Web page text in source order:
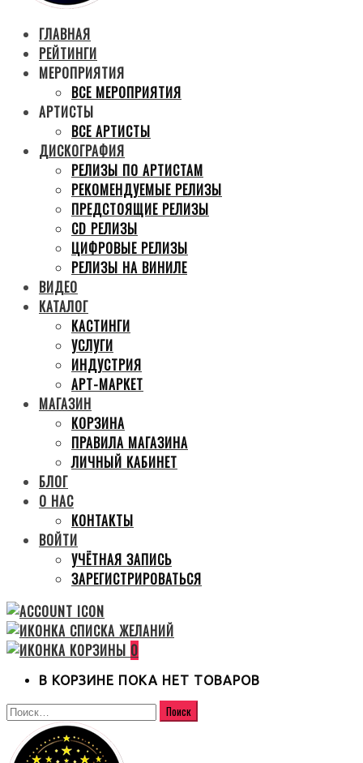
ГЛАВНАЯ
РЕЙТИНГИ
МЕРОПРИЯТИЯ
ВСЕ МЕРОПРИЯТИЯ
АРТИСТЫ
ВСЕ АРТИСТЫ
ДИСКОГРАФИЯ
РЕЛИЗЫ ПО АРТИСТАМ
РЕКОМЕНДУЕМЫЕ РЕЛИЗЫ
ПРЕДСТОЯЩИЕ РЕЛИЗЫ
CD РЕЛИЗЫ
ЦИФРОВЫЕ РЕЛИЗЫ
РЕЛИЗЫ НА ВИНИЛЕ
ВИДЕО
КАТАЛОГ
КАСТИНГИ
УСЛУГИ
ИНДУСТРИЯ
АРТ-МАРКЕТ
МАГАЗИН
КОРЗИНА
ПРАВИЛА МАГАЗИНА
ЛИЧНЫЙ КАБИНЕТ
БЛОГ
О НАС
КОНТАКТЫ
ВОЙТИ
УЧЁТНАЯ ЗАПИСЬ
ЗАРЕГИСТРИРОВАТЬСЯ
0
В КОРЗИНЕ ПОКА НЕТ ТОВАРОВ